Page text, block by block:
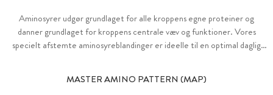
Aminosyrer udgør grundlaget for alle kroppens egne proteiner og
danner grundlaget for kroppens centrale væv og funktioner. Vores
specielt afstemte aminosyreblandinger er ideelle til en optimal daglig
MASTER AMINO PATTERN (MAP)